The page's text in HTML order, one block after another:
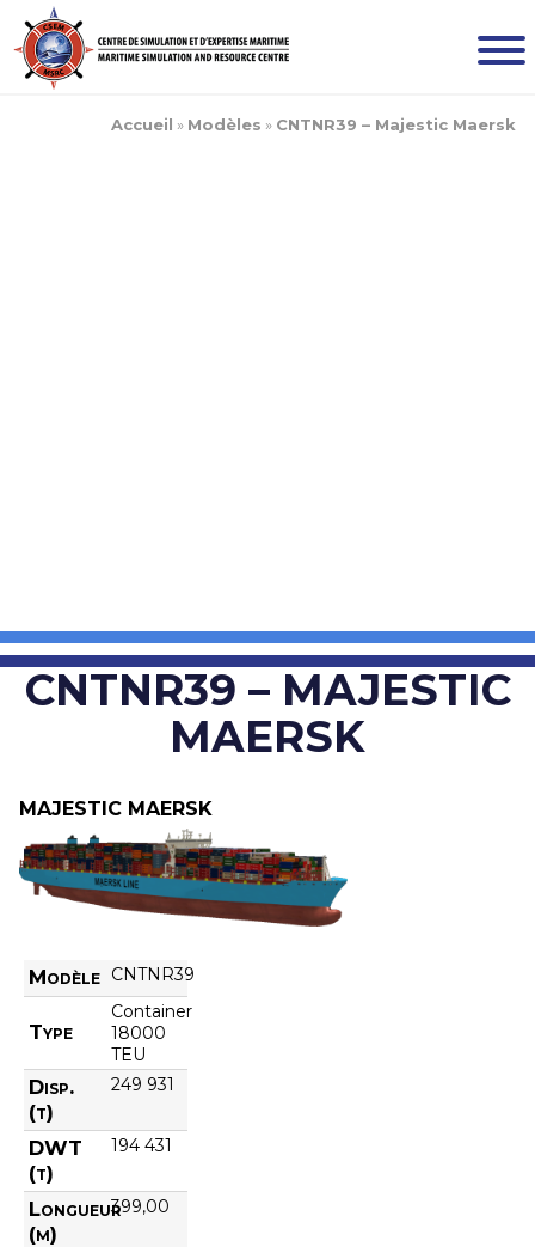
Accueil » Modèles » CNTNR39 – Majestic Maersk
CNTNR39 – MAJESTIC
MAERSK
MAJESTIC MAERSK
Modèle CNTNR39
Type
Container
18000
TEU
Disp.
(t)
249 931
DWT
(t)
194 431
Longueur
(m)
399,00